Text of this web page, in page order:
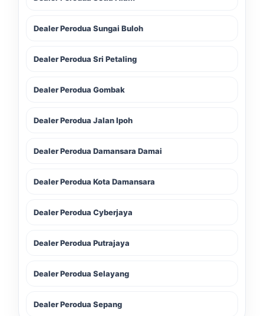
Dealer Perodua Sungai Buloh
Dealer Perodua Sri Petaling
Dealer Perodua Gombak
Dealer Perodua Jalan Ipoh
Dealer Perodua Damansara Damai
Dealer Perodua Kota Damansara
Dealer Perodua Cyberjaya
Dealer Perodua Putrajaya
Dealer Perodua Selayang
Dealer Perodua Sepang